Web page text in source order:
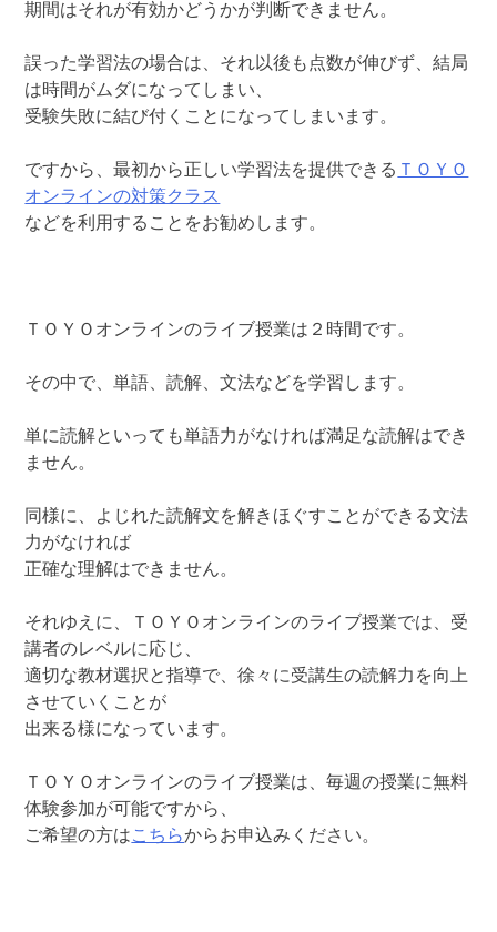
期間はそれが有効かどうかが判断できません。
誤った学習法の場合は、それ以後も点数が伸びず、結局
は時間がムダになってしまい、
受験失敗に結び付くことになってしまいます。
ですから、最初から正しい学習法を提供できる ＴＯＹＯ
オンラインの対策クラス
などを利用することをお勧めします。
ＴＯＹＯオンラインのライブ授業は２時間です。
その中で、単語、読解、文法などを学習します。
単に読解といっても単語力がなければ満足な読解はでき
ません。
同様に、よじれた読解文を解きほぐすことができる文法
力がなければ
正確な理解はできません。
それゆえに、ＴＯＹＯオンラインのライブ授業では、受
講者のレベルに応じ、
適切な教材選択と指導で、徐々に受講生の読解力を向上
させていくことが
出来る様になっています。
ＴＯＹＯオンラインのライブ授業は、毎週の授業に無料
体験参加が可能ですから、
ご希望の方はこちらからお申込みください。